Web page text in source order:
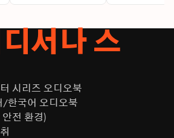
서나 스
시리즈 오디오북
/한국어 오디오북
전 환경)